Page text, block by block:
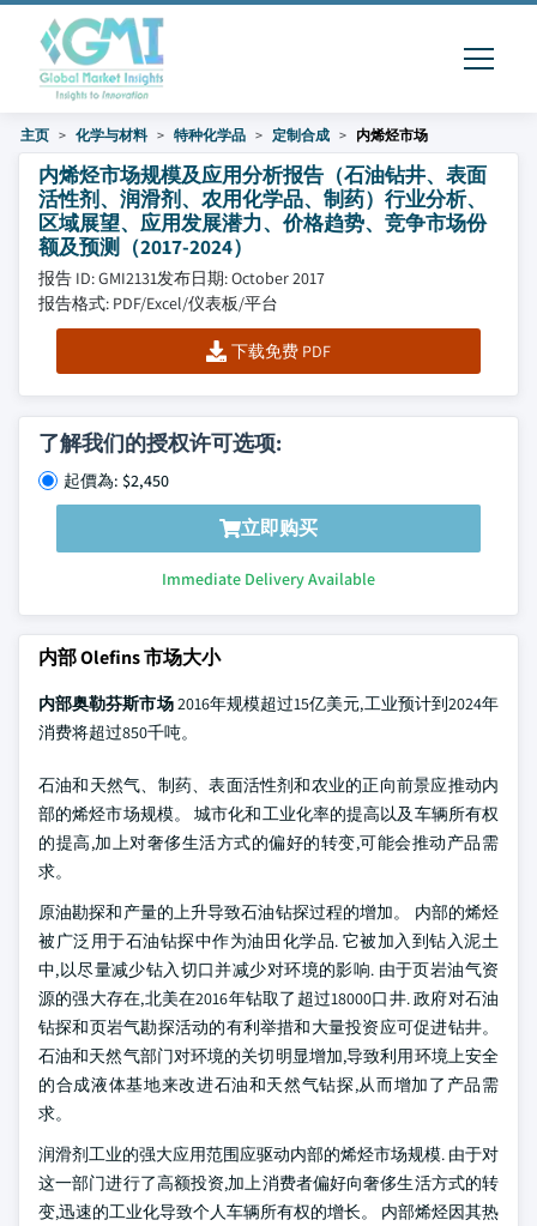
主页 化学与材料 特种化学品 定制合成 内烯烃市场
内烯烃市场规模及应用分析报告（石油钻井、表面
活性剂、润滑剂、农用化学品、制药）行业分析、
区域展望、应用发展潜力、价格趋势、竞争市场份
额及预测（2017-2024）
报告 ID: GMI2131发布日期: October 2017
报告格式: PDF/Excel/仪表板/平台
下载免费 PDF
了解我们的授权许可选项:
起價為: $2,450
立即购买
Immediate Delivery Available
内部 Olefins 市场大小
内部奥勒芬斯市场2016年规模超过15亿美元,工业预计到2024年
消费将超过850千吨。
石油和天然气、制药、表面活性剂和农业的正向前景应推动内
部的烯烃市场规模。 城市化和工业化率的提高以及车辆所有权
的提高,加上对奢侈生活方式的偏好的转变,可能会推动产品需
求。
原油勘探和产量的上升导致石油钻探过程的增加。 内部的烯烃
被广泛用于石油钻探中作为油田化学品. 它被加入到钻入泥土
中,以尽量减少钻入切口并减少对环境的影响. 由于页岩油气资
源的强大存在,北美在2016年钻取了超过18000口井. 政府对石油
钻探和页岩气勘探活动的有利举措和大量投资应可促进钻井。
石油和天然气部门对环境的关切明显增加,导致利用环境上安全
的合成液体基地来改进石油和天然气钻探,从而增加了产品需
求。
润滑剂工业的强大应用范围应驱动内部的烯烃市场规模. 由于对
这一部门进行了高额投资,加上消费者偏好向奢侈生活方式的转
变,迅速的工业化导致个人车辆所有权的增长。 内部烯烃因其热